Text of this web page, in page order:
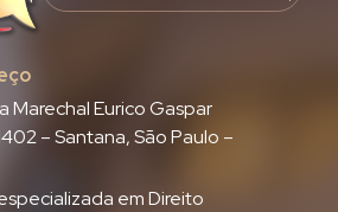
Marechal Eurico Gaspar
– Santana, São Paulo –
em Direito